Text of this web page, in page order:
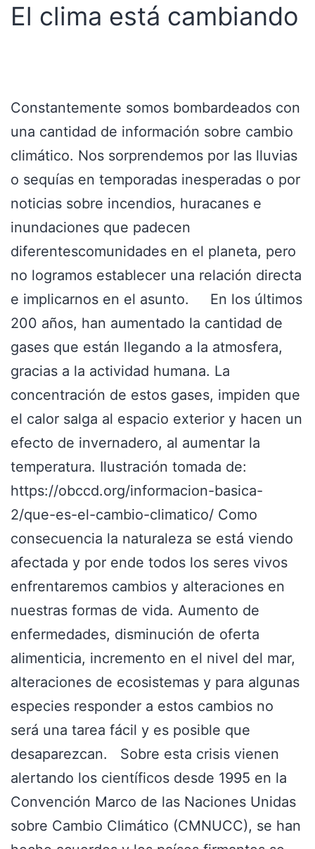
El clima está cambiando
Constantemente somos bombardeados con
una cantidad de información sobre cambio
climático. Nos sorprendemos por las lluvias
o sequías en temporadas inesperadas o por
noticias sobre incendios, huracanes e
inundaciones que padecen
diferentescomunidades en el planeta, pero
no logramos establecer una relación directa
e implicarnos en el asunto. En los últimos
200 años, han aumentado la cantidad de
gases que están llegando a la atmosfera,
gracias a la actividad humana. La
concentración de estos gases, impiden que
el calor salga al espacio exterior y hacen un
efecto de invernadero, al aumentar la
temperatura. Ilustración tomada de:
https://obccd.org/informacion-basica-
2/que-es-el-cambio-climatico/ Como
consecuencia la naturaleza se está viendo
afectada y por ende todos los seres vivos
enfrentaremos cambios y alteraciones en
nuestras formas de vida. Aumento de
enfermedades, disminución de oferta
alimenticia, incremento en el nivel del mar,
alteraciones de ecosistemas y para algunas
especies responder a estos cambios no
será una tarea fácil y es posible que
desaparezcan. Sobre esta crisis vienen
alertando los científicos desde 1995 en la
Convención Marco de las Naciones Unidas
sobre Cambio Climático (CMNUCC), se han